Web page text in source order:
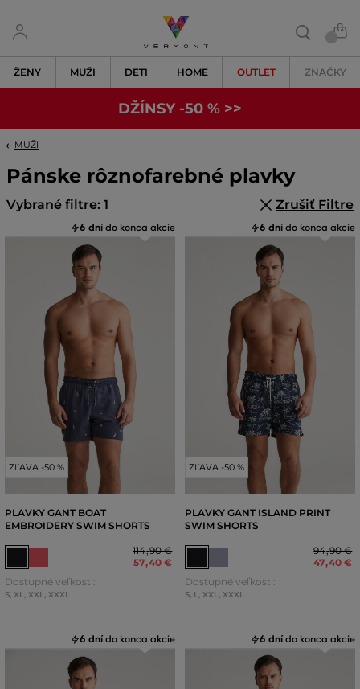
ŽENY MUŽI DETI HOME OUTLET ZNAČKY
DŽÍNSY -50 % >>
MUŽI
Pánske rôznofarebné plavky
Vybrané filtre: 1 Zrušiť Filtre
6 dní do konca akcie
ZĽAVA -50 %
PLAVKY GANT BOAT
EMBROIDERY SWIM SHORTS
114,90 €
57,40 €
Dostupné veľkosti:
S, XL, XXL, XXXL
6 dní do konca akcie
ZĽAVA -50 %
PLAVKY GANT ISLAND PRINT
SWIM SHORTS
94,90 €
47,40 €
Dostupné veľkosti:
S, L, XXL, XXXL
6 dní do konca akcie 6 dní do konca akcie